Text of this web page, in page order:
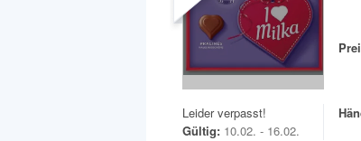
Leider verpasst!
Gültig: 10.02. - 16.02.